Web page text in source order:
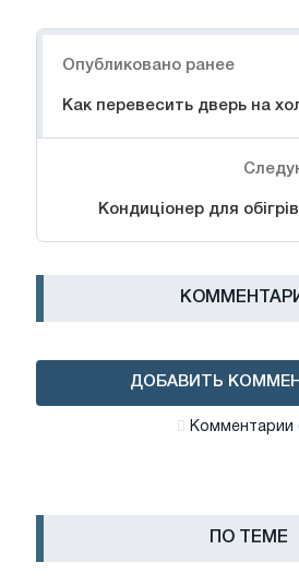
Опубликовано ранее
Как перевесить дверь на
Кондиціонер для
ДОБАВИТЬ
Комментарии
ПО ТЕМЕ